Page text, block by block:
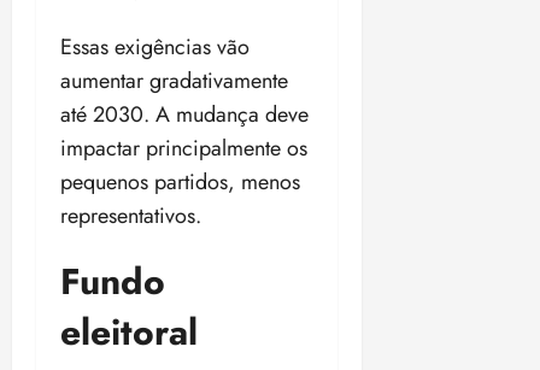
Essas exigências vão
aumentar gradativamente
até 2030. A mudança deve
impactar principalmente os
pequenos partidos, menos
representativos.
Fundo
eleitoral